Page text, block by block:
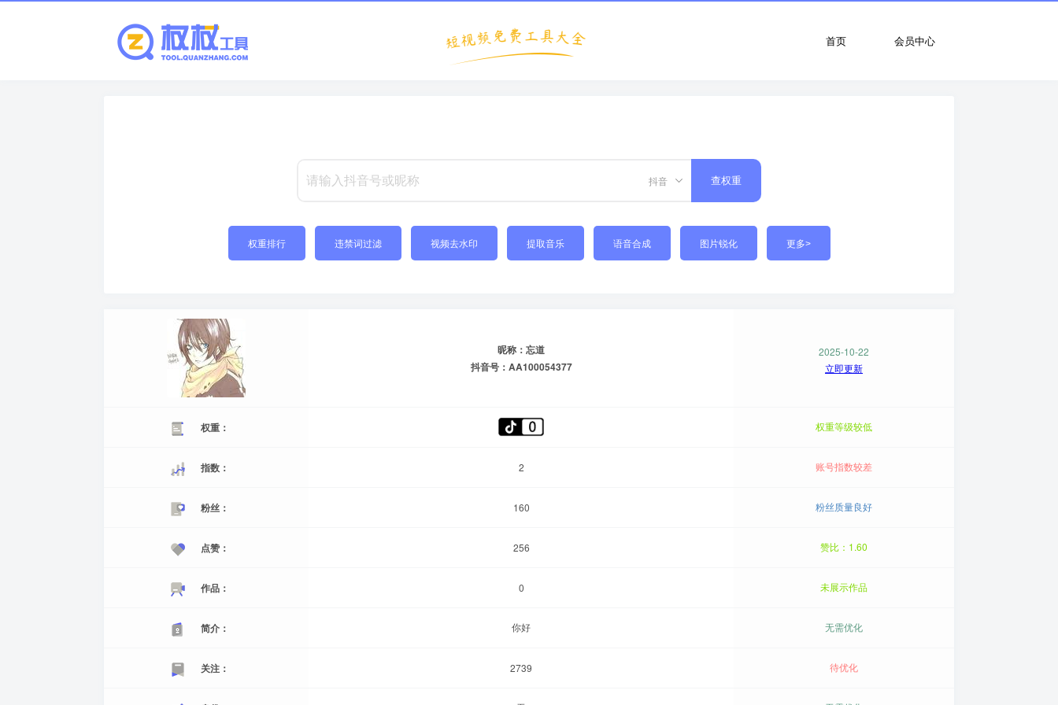
会员中心
首页
抖音 查权重
权重排行 违禁词过滤 视频去水印 提取音乐 语音合成 图片锐化 更多>
昵称：忘道
抖音号：AA100054377
2025-10-22
立即更新
权重： 权重等级较低
指数： 2 账号指数较差
粉丝： 160 粉丝质量良好
点赞： 256 赞比：1.60
作品： 0 未展示作品
简介： 你好 无需优化
关注： 2739 待优化